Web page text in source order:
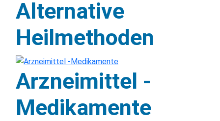
Alternative
Heilmethoden
Arzneimittel -
Medikamente